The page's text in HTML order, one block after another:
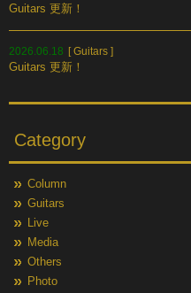
Guitars 更新！
2026.06.18 [Guitars ]
Guitars 更新！
Category
Column
Guitars
Live
Media
Others
Photo